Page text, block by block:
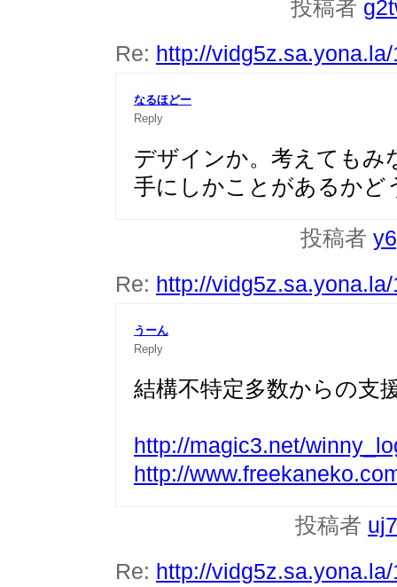
投稿者
Re: http://
なるほどー
Reply
デザインか。考えてもみ
手にしかことがあるかど
投稿者
Re: http://
うーん
Reply
結構不特定多数からの支
http://magic3.net/
http://
投稿者
Re: http://